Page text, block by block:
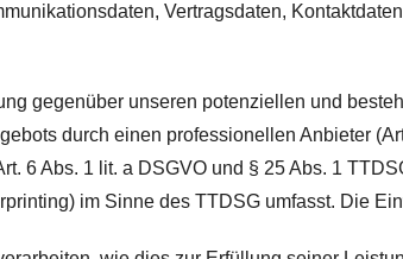
Vertragsdaten,
gegenüber unseren potenziellen und
durch einen professionellen Anbieter
6 Abs. 1 lit. a DSGVO und § 25 Abs. 1
im Sinne des TTDSG umfasst. Die